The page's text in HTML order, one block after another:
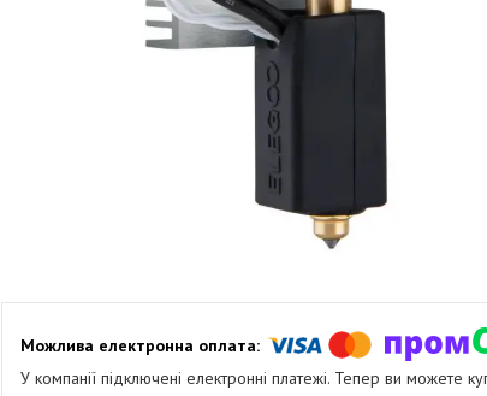
У компанії підключені електронні платежі. Тепер ви можете